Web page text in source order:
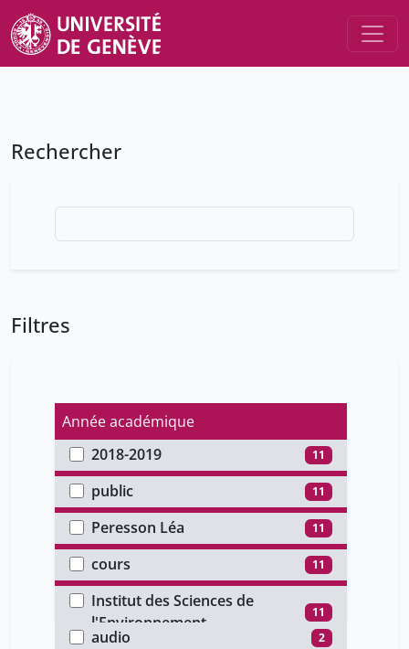
Rechercher
Filtres
Année académique
2018-2019
11
Type d'accès
public
11
Auteur
Peresson Léa
11
Type de document
cours
11
Faculté
Institut des Sciences de
l'Environnement
11
Type de média
audio
2